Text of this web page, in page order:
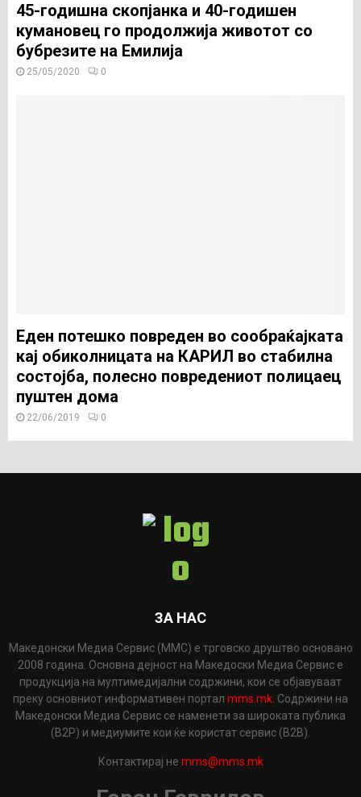
45-годишна скопјанка и 40-годишен
кумановец го продолжија животот со
бубрезите на Емилија
25/05/2020 0
Еден потешко повреден во сообраќајката
кај обиколницата на КАРИЛ во стабилна
состојба, полесно повредениот полицаец
пуштен дома
22/06/2019 0
ЗА НАС
Македонски Медиа Сервис (ММС) е трговско друштво основано
2008 година. Основна дејност на Македоски Медиа Сервис е
продукција на мултимедијални содржини, кои се објавуваат
преку основниот информативен портал mms.mk . Содржини на
Македонски Медиа Сервис се наменети за широката публика
(B2P) и медиумите кои ќе користат сервис (B2B).
Контактирај не mms@mms.mk